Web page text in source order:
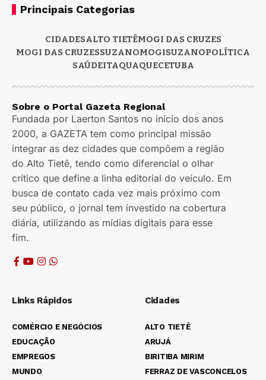
Principais Categorias
CIDADESALTO TIETÊMOGI DAS CRUZES
MOGI DAS CRUZESSUZANOMOGISUZANOPOLÍTICA
SAÚDEITAQUAQUECETUBA
Sobre o Portal Gazeta Regional
Fundada por Laerton Santos no início dos anos
2000, a GAZETA tem como principal missão
integrar as dez cidades que compõem a região
do Alto Tietê, tendo como diferencial o olhar
crítico que define a linha editorial do veículo. Em
busca de contato cada vez mais próximo com
seu público, o jornal tem investido na cobertura
diária, utilizando as mídias digitais para esse
fim.
Links Rápidos
COMÉRCIO E NEGÓCIOS
EDUCAÇÃO
EMPREGOS
MUNDO
Cidades
ALTO TIETÊ
ARUJÁ
BIRITIBA MIRIM
FERRAZ DE VASCONCELOS